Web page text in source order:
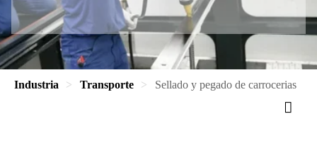
Industria Transporte Sellado y pegado de carrocerias